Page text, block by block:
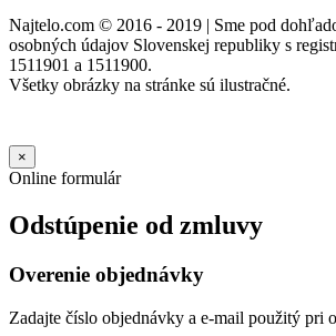
Najtelo.com © 2016 - 2019 | Sme pod
osobných údajov Slovenskej republiky s
1511901 a 1511900.
Všetky obrázky na stránke sú ilustračné.
×
Online formulár
Odstúpenie od zmluvy
Overenie objednávky
Zadajte číslo objednávky a e-mail použitý pri